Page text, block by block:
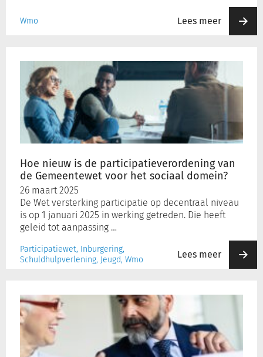
Wmo Lees meer
Hoe nieuw is de participatieverordening van
de Gemeentewet voor het sociaal domein?
26 maart 2025
De Wet versterking participatie op decentraal niveau
is op 1 januari 2025 in werking getreden. Die heeft
geleid tot aanpassing …
Participatiewet, Inburgering,
Schuldhulpverlening, Jeugd, Wmo
Lees meer
participatieverordening
van
Gemeentewet
voor
het
sociaal
domein?
Wmo
letselschadevergoeding:
wanneer